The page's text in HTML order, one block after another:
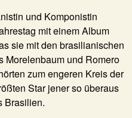
und Komponistin
mit einem Album
sie mit den brasilianischen
Morelenbaum und Romero
zum engeren Kreis der
Star jener so überaus
Brasilien.